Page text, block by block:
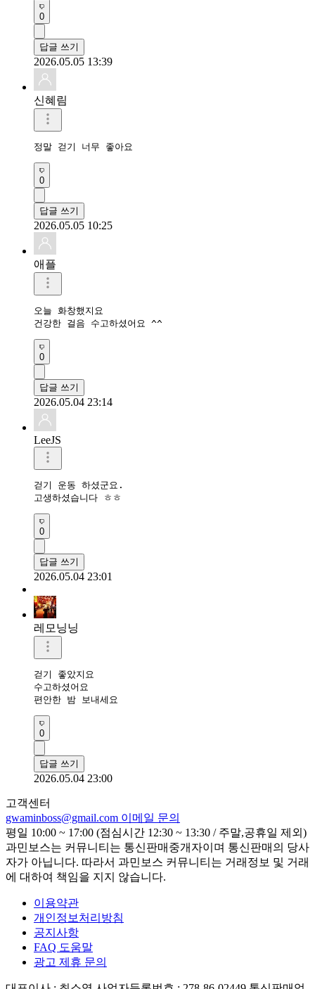
0
답글 쓰기
2026.05.05 13:39
신혜림
정말 걷기 너무 좋아요
0
답글 쓰기
2026.05.05 10:25
애플
오늘 화창했지요
건강한 걸음 수고하셨어요 ^^
0
답글 쓰기
2026.05.04 23:14
LeeJS
걷기 운동 하셨군요.
고생하셨습니다 ㅎㅎ
0
답글 쓰기
2026.05.04 23:01
레모닝닝
걷기 좋았지요
수고하셨어요
편안한 밤 보내세요
0
답글 쓰기
2026.05.04 23:00
고객센터
gwaminboss@gmail.com 이메일 문의
평일 10:00 ~ 17:00 (점심시간 12:30 ~ 13:30 / 주말,공휴일 제외)
과민보스는 커뮤니티는 통신판매중개자이며 통신판매의 당사
자가 아닙니다. 따라서 과민보스 커뮤니티는 거래정보 및 거래
에 대하여 책임을 지지 않습니다.
이용약관
개인정보처리방침
공지사항
FAQ 도움말
광고 제휴 문의